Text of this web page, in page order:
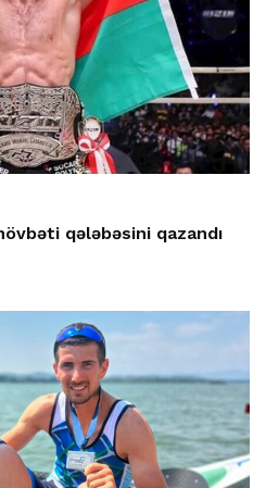
qələbəsini qazandı